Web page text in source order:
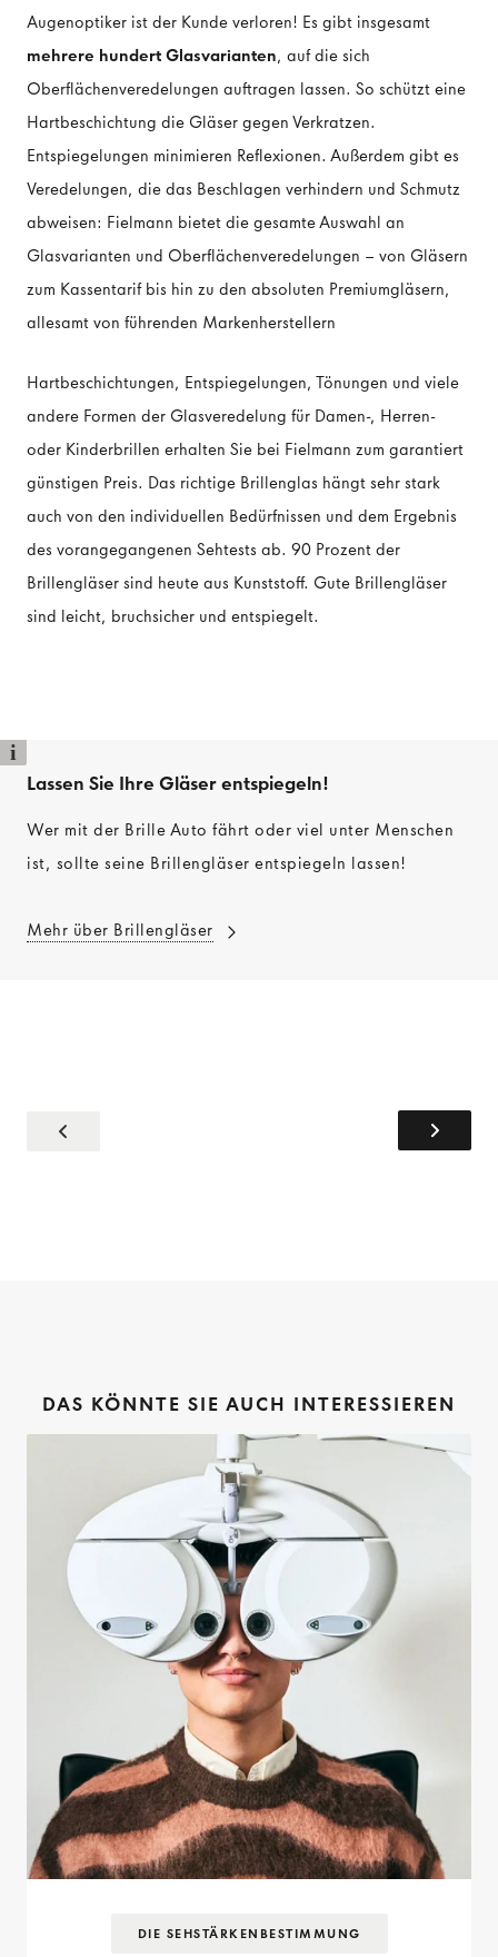
Augenoptiker ist der Kunde verloren! Es gibt insgesamt
mehrere hundert Glasvarianten, auf die sich
Oberflächenveredelungen auftragen lassen. So schützt eine
Hartbeschichtung die Gläser gegen Verkratzen.
Entspiegelungen minimieren Reflexionen. Außerdem gibt es
Veredelungen, die das Beschlagen verhindern und Schmutz
abweisen: Fielmann bietet die gesamte Auswahl an
Glasvarianten und Oberflächenveredelungen – von Gläsern
zum Kassentarif bis hin zu den absoluten Premiumgläsern,
allesamt von führenden Markenherstellern
Hartbeschichtungen, Entspiegelungen, Tönungen und viele
andere Formen der Glasveredelung für Damen-, Herren-
oder Kinderbrillen erhalten Sie bei Fielmann zum garantiert
günstigen Preis. Das richtige Brillenglas hängt sehr stark
auch von den individuellen Bedürfnissen und dem Ergebnis
des vorangegangenen Sehtests ab. 90 Prozent der
Brillengläser sind heute aus Kunststoff. Gute Brillengläser
sind leicht, bruchsicher und entspiegelt.
i
Lassen Sie Ihre Gläser entspiegeln!
Wer mit der Brille Auto fährt oder viel unter Menschen
ist, sollte seine Brillengläser entspiegeln lassen!
Mehr über Brillengläser
DAS KÖNNTE SIE AUCH INTERESSIEREN
DIE SEHSTÄRKEN­BESTIMMUNG